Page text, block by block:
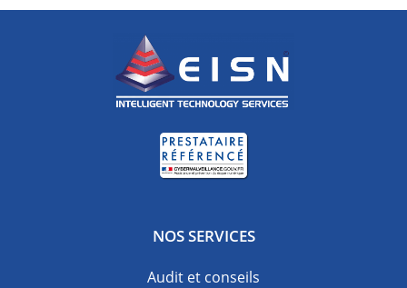
NOS SERVICES
Audit et conseils